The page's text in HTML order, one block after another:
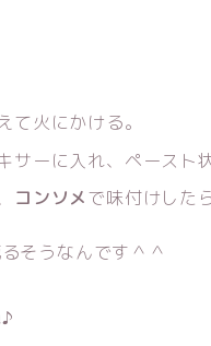
て火にかける。
サーに入れ、ペースト
コンソメで味付けした
そうなんです＾＾